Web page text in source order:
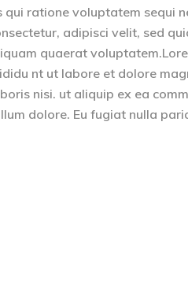
qui ratione voluptatem sequi
adipisci velit, sed
quaerat
nt ut labore et dolore
nisi. ut aliquip ex ea
dolore. Eu fugiat nulla